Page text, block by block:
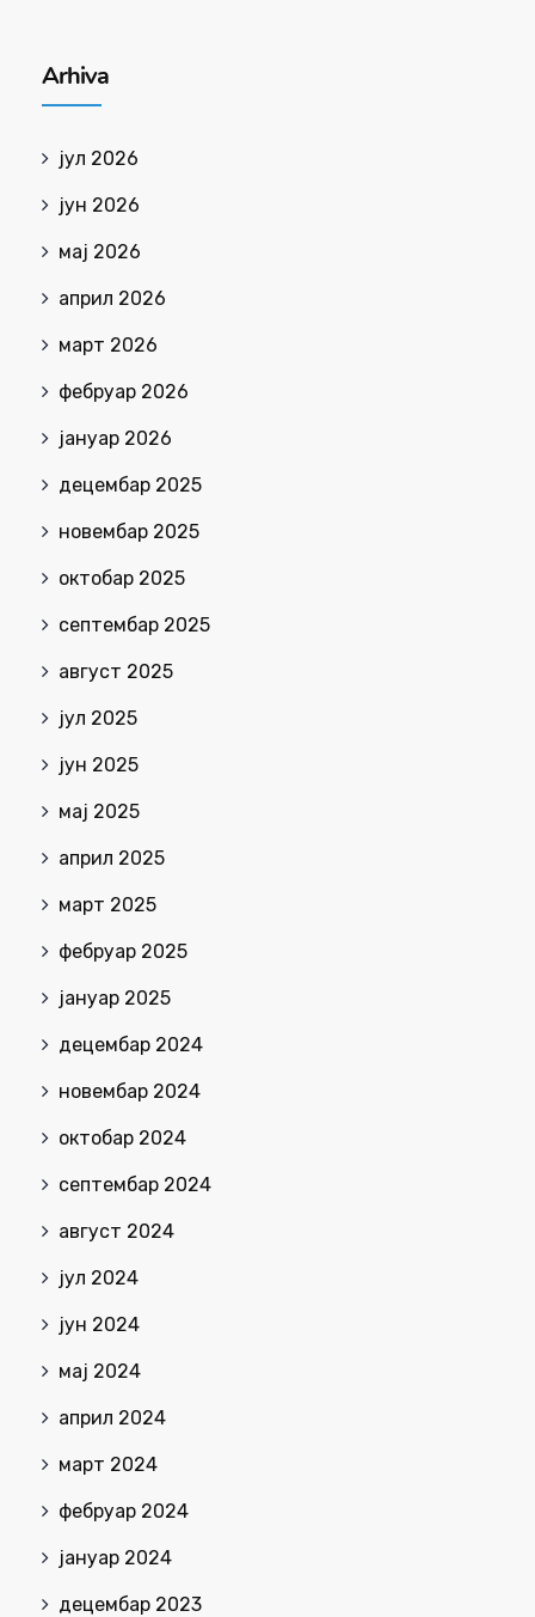
Arhiva
јул 2026
јун 2026
мај 2026
април 2026
март 2026
фебруар 2026
јануар 2026
децембар 2025
новембар 2025
октобар 2025
септембар 2025
август 2025
јул 2025
јун 2025
мај 2025
април 2025
март 2025
фебруар 2025
јануар 2025
децембар 2024
новембар 2024
октобар 2024
септембар 2024
август 2024
јул 2024
јун 2024
мај 2024
април 2024
март 2024
фебруар 2024
јануар 2024
децембар 2023